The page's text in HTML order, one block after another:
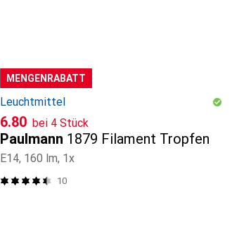
MENGENRABATT
Leuchtmittel
CHF
6.80 bei 4 Stück
Paulmann 1879 Filament Tropfen
E14, 160 lm, 1x
10